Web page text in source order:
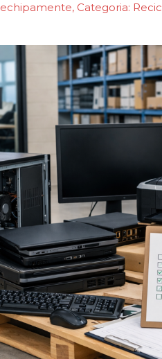
echipamente, Categoria: